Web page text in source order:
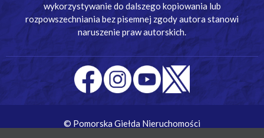
wykorzystywanie do dalszego kopiowania lub
rozpowszechniania bez pisemnej zgody autora stanowi
naruszenie praw autorskich.
© Pomorska Giełda Nieruchomości